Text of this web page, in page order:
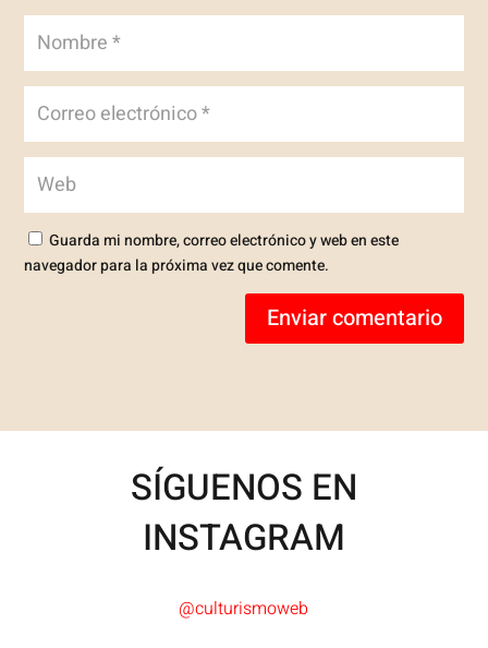
Guarda mi nombre, correo electrónico y web en este
navegador para la próxima vez que comente.
Enviar comentario
SÍGUENOS EN
INSTAGRAM
@culturismoweb